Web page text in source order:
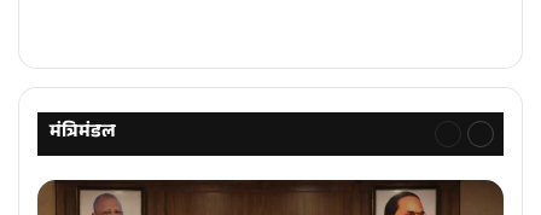
page
मंत्रिमंडल
Previous
page
Next
page